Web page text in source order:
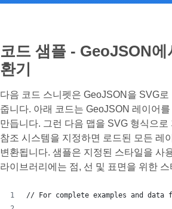
코드 샘플 - GeoJSON에
환기
다음 코드 스니펫은 GeoJSON을 SVG로
줍니다. 아래 코드는 GeoJSON 레이어
만듭니다. 그런 다음 맵을 SVG 형식으
참조 시스템을 지정하면 로드된 모든 레
변환됩니다. 샘플은 지정된 스타일을 사
라이브러리에는 점, 선 및 표면을 위한
// For complete examples and